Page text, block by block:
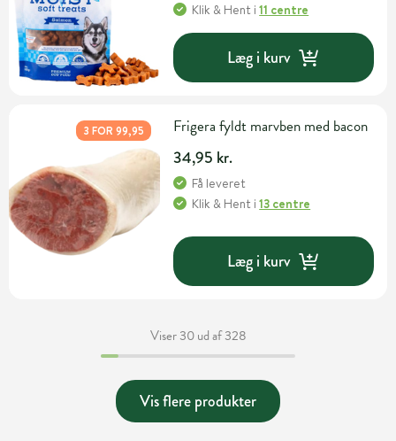
Klik & Hent i11 centre
Læg i kurv
3 FOR 99,95 Frigera fyldt marvben med bacon
34,95 kr.
Få leveret
Klik & Hent i13 centre
Læg i kurv
Viser 30 ud af 328
Vis flere produkter